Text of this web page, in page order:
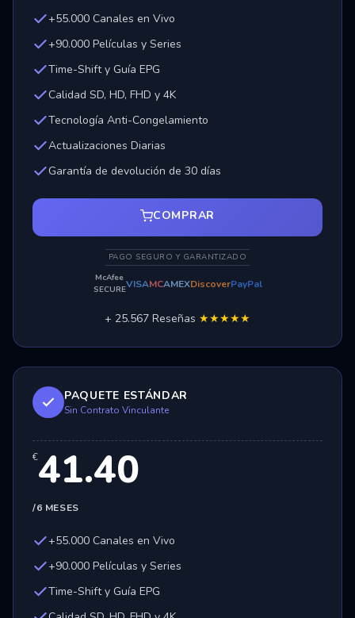
+55.000 Canales en Vivo
+90.000 Películas y Series
Time-Shift y Guía EPG
Calidad SD, HD, FHD y 4K
Tecnología Anti-Congelamiento
Actualizaciones Diarias
Garantía de devolución de 30 días
COMPRAR
PAGO SEGURO Y GARANTIZADO
McAfee
SECUREVISAMCAMEXDiscoverPayPal
+ 25.567 Reseñas ★★★★★
PAQUETE ESTÁNDAR
Sin Contrato Vinculante
€41.40
/6 MESES
+55.000 Canales en Vivo
+90.000 Películas y Series
Time-Shift y Guía EPG